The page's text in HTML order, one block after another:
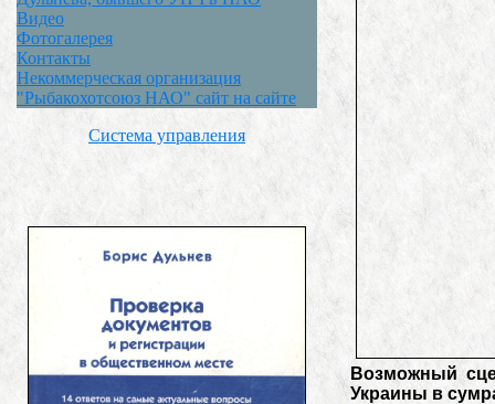
Видео
Фотогалерея
Контакты
Некоммерческая организация
"Рыбакохотсоюз НАО" сайт на сайте
Система управления
Возможный
Украины в